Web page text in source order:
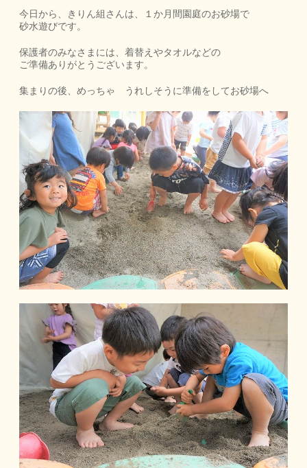
今日から、きりん組さんは、１か月間園庭のお砂場で
砂水遊びです。
保護者のみなさまには、着替えやタオルなどの
ご準備ありがとうございます。
集まりの後、めっちゃ うれしそうに準備をしてお砂場へ